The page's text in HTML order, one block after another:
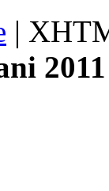
|
2011